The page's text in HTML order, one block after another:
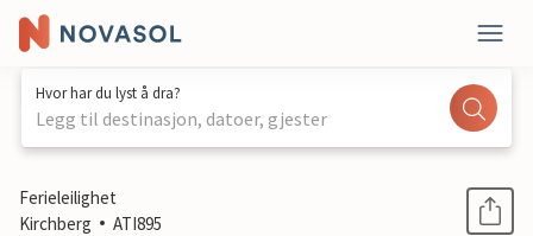
Hvor har du lyst å dra?
Legg til destinasjon, datoer, gjester
1 / 11
Ferieleilighet
Kirchberg
ATI895